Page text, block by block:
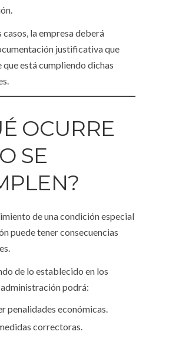
casos, la empresa deberá
justificativa que
que está cumpliendo dichas
OCURRE
SE
de una condición especial
puede tener consecuencias
de lo establecido en los
podrá:
penalidades económicas.
correctoras.